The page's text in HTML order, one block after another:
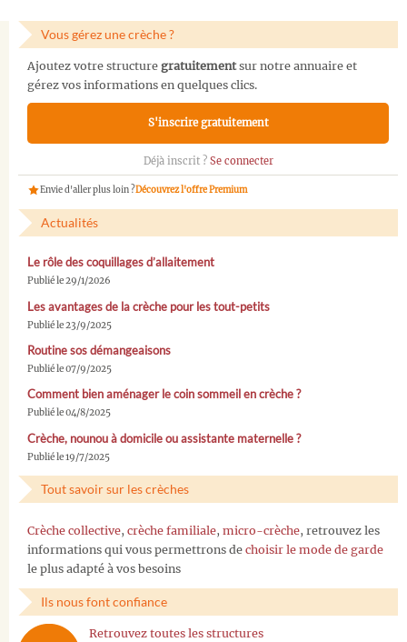
Vous gérez une crèche ?
Ajoutez votre structure gratuitementsur notre annuaire et
gérez vos informations en quelques clics.
S'inscrire gratuitement
Déjà inscrit ? Se connecter
Envie d'aller plus loin ?Découvrez l'offre Premium
Actualités
Le rôle des coquillages d’allaitement
Publié le 29/1/2026
Les avantages de la crèche pour les tout-petits
Publié le 23/9/2025
Routine sos démangeaisons
Publié le 07/9/2025
Comment bien aménager le coin sommeil en crèche ?
Publié le 04/8/2025
Crèche, nounou à domicile ou assistante maternelle ?
Publié le 19/7/2025
Tout savoir sur les crèches
Crèche collective, crèche familiale, micro-crèche, retrouvez les
informations qui vous permettrons de choisir le mode de garde
le plus adapté à vos besoins
Ils nous font confiance
Retrouvez toutes les structures